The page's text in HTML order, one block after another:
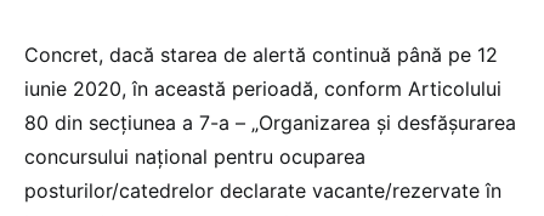
Concret, dacă starea de alertă continuă până pe 12
iunie 2020, în această perioadă, conform Articolului
80 din secţiunea a 7-a – „Organizarea şi desfăşurarea
concursului naţional pentru ocuparea
posturilor/catedrelor declarate vacante/rezervate în